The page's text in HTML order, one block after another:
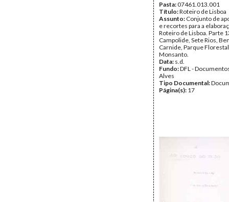
Pasta:07461.013.001
Título:Roteiro de Lisboa
Assunto: Conjunto de
e recortes para a
Roteiro de Lisboa. Parte
Campolide, Sete Rios,
Carnide, Parque
Monsanto.
Data: s.d.
Fundo:DFL -
Alves
Tipo Documental:
Página(s): 17